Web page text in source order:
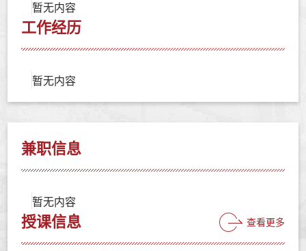
暂无内容
工作经历
暂无内容
兼职信息
暂无内容
授课信息 查看更多